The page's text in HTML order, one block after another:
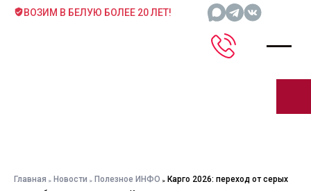
ВОЗИМ В БЕЛУЮ БОЛЕЕ 20 ЛЕТ!
Главная Новости Полезное ИНФО
Карго 2026: переход от серых